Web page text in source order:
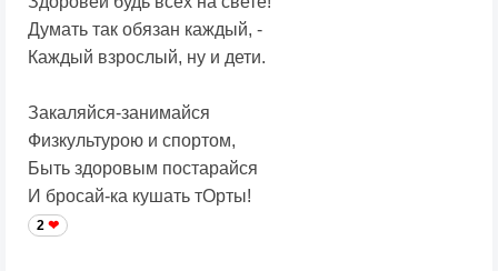
Думать так обязан каждый, -
Каждый взрослый, ну и дети.
Закаляйся-занимайся
Физкультурою и спортом,
Быть здоровым постарайся
И бросай-ка кушать тОрты!
2